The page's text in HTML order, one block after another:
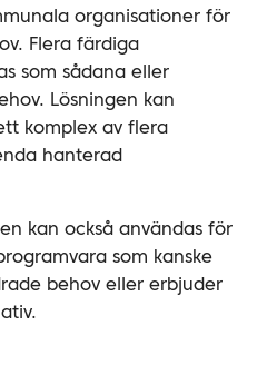
organisationer för
Flera färdiga
som sådana eller
Lösningen kan
komplex av flera
hanterad
kan också användas för
som kanske
behov eller erbjuder